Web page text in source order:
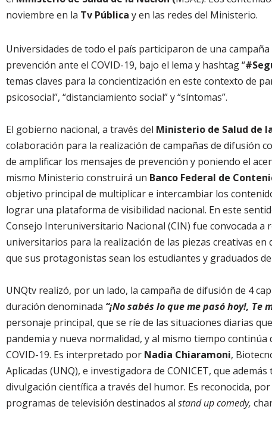
noviembre en la Tv Pública y en las redes del Ministerio.
Universidades de todo el país participaron de una
prevención ante el COVID-19, bajo el lema y hashtag “
temas claves para la concientización en este contexto de
psicosocial”, “distanciamiento social” y “síntomas”.
El gobierno nacional, a través del Ministerio de Salud de
colaboración para la realización de campañas de difusión
de amplificar los mensajes de prevención y poniendo el
mismo Ministerio construirá un Banco Federal de
objetivo principal de multiplicar e intercambiar los
lograr una plataforma de visibilidad nacional. En este
Consejo Interuniversitario Nacional (CIN) fue convocada a
universitarios para la realización de las piezas creativas
que sus protagonistas sean los estudiantes y graduados
UNQtv realizó, por un lado, la campaña de difusión de 4
duración denominada “¡No sabés lo que me pasó hoy!, Te
personaje principal, que se ríe de las situaciones diarias
pandemia y nueva normalidad, y al mismo tiempo
COVID-19. Es interpretado por Nadia Chiaramoni,
Aplicadas (UNQ), e investigadora de CONICET, que
divulgación científica a través del humor. Es reconocida,
programas de televisión destinados al stand up comedy,